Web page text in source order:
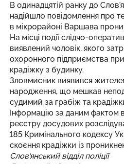
В одинадцятій ранку до
надійшло повідомлення про
в мікрорайоні Варшава
На місці події слідчо-
виявлений чоловік, якого
охоронного підприємства при
крадіжку з будинку.
Зловмисник виявився
народження, що мешкав
судимий за грабіж та
Інформацію за даним фактом
реєстру досудових
185 Кримінального кодексу
скоєння крадіжки із
Слов'янський відділ поліції